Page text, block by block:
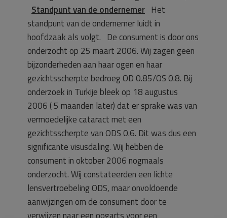
Standpunt van de ondernemer Het
standpunt van de ondernemer luidt in
hoofdzaak als volgt. De consument is door ons
onderzocht op 25 maart 2006. Wij zagen geen
bijzonderheden aan haar ogen en haar
gezichtsscherpte bedroeg OD 0.85/OS 0.8. Bij
onderzoek in Turkije bleek op 18 augustus
2006 ( 5 maanden later) dat er sprake was van
vermoedelijke cataract met een
gezichtsscherpte van ODS 0.6. Dit was dus een
significante visusdaling. Wij hebben de
consument in oktober 2006 nogmaals
onderzocht. Wij constateerden een lichte
lensvertroebeling ODS, maar onvoldoende
aanwijzingen om de consument door te